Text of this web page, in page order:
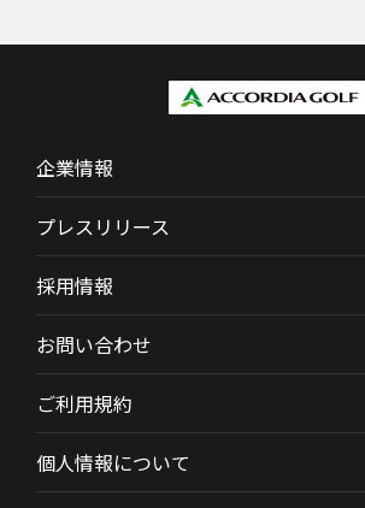
企業情報
プレスリリース
採用情報
お問い合わせ
ご利用規約
個人情報について